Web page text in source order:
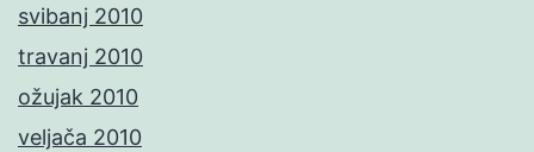
svibanj 2010
travanj 2010
ožujak 2010
veljača 2010